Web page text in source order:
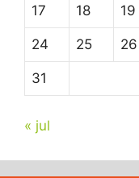
17 18 19
24 25 26
31
« jul